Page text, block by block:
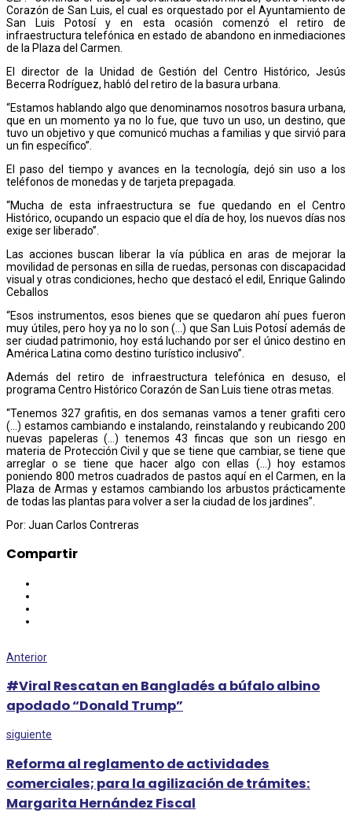
Corazón de San Luis, el cual es orquestado por el Ayuntamiento de
San Luis Potosí y en esta ocasión comenzó el retiro de
infraestructura telefónica en estado de abandono en inmediaciones
de la Plaza del Carmen.
El director de la Unidad de Gestión del Centro Histórico, Jesús
Becerra Rodríguez, habló del retiro de la basura urbana.
“Estamos hablando algo que denominamos nosotros basura urbana,
que en un momento ya no lo fue, que tuvo un uso, un destino, que
tuvo un objetivo y que comunicó muchas a familias y que sirvió para
un fin específico”.
El paso del tiempo y avances en la tecnología, dejó sin uso a los
teléfonos de monedas y de tarjeta prepagada.
“Mucha de esta infraestructura se fue quedando en el Centro
Histórico, ocupando un espacio que el día de hoy, los nuevos días nos
exige ser liberado”.
Las acciones buscan liberar la vía pública en aras de mejorar la
movilidad de personas en silla de ruedas, personas con discapacidad
visual y otras condiciones, hecho que destacó el edil, Enrique Galindo
Ceballos
“Esos instrumentos, esos bienes que se quedaron ahí pues fueron
muy útiles, pero hoy ya no lo son (…) que San Luis Potosí además de
ser ciudad patrimonio, hoy está luchando por ser el único destino en
América Latina como destino turístico inclusivo”.
Además del retiro de infraestructura telefónica en desuso, el
programa Centro Histórico Corazón de San Luis tiene otras metas.
“Tenemos 327 grafitis, en dos semanas vamos a tener grafiti cero
(…) estamos cambiando e instalando, reinstalando y reubicando 200
nuevas papeleras (…) tenemos 43 fincas que son un riesgo en
materia de Protección Civil y que se tiene que cambiar, se tiene que
arreglar o se tiene que hacer algo con ellas (…) hoy estamos
poniendo 800 metros cuadrados de pastos aquí en el Carmen, en la
Plaza de Armas y estamos cambiando los arbustos prácticamente
de todas las plantas para volver a ser la ciudad de los jardines”.
Por: Juan Carlos Contreras
Compartir
Anterior
#Viral Rescatan en Bangladés a búfalo albino
apodado “Donald Trump”
siguiente
Reforma al reglamento de actividades
comerciales; para la agilización de trámites:
Margarita Hernández Fiscal